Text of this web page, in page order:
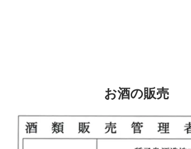
お酒の販売